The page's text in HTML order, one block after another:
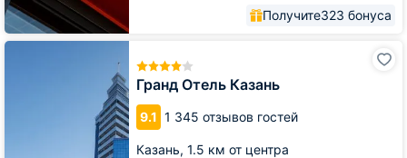
Получите323 бонуса
Гранд Отель Казань
9.1 1 345 отзывов гостей
Казань, 1.5 км от центра
Гранд